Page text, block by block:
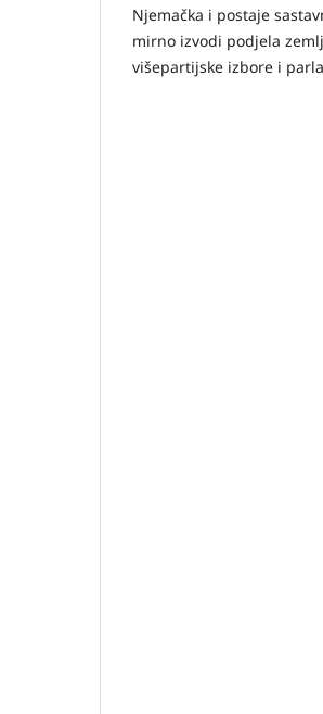
Njemačka i postaje
mirno izvodi podjela
višepartijske izbore i